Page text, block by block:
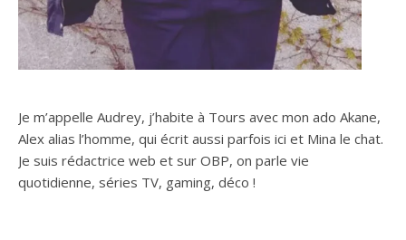
Je m’appelle Audrey, j’habite à Tours avec mon ado Akane,
Alex alias l’homme, qui écrit aussi parfois ici et Mina le chat.
Je suis rédactrice web et sur OBP, on parle vie
quotidienne, séries TV, gaming, déco !